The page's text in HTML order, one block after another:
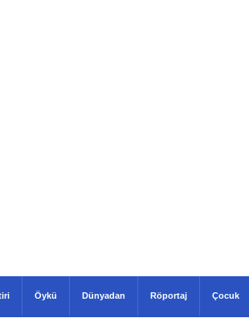
Öykü Dünyadan Röportaj Çocuk